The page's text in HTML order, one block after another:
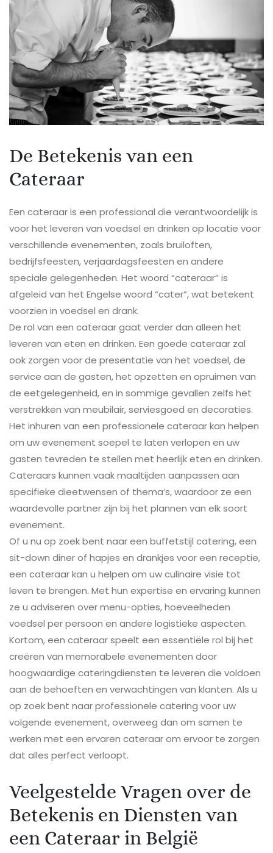
De Betekenis van een
Cateraar
Een cateraar is een professional die verantwoordelijk is
voor het leveren van voedsel en drinken op locatie voor
verschillende evenementen, zoals bruiloften,
bedrijfsfeesten, verjaardagsfeesten en andere
speciale gelegenheden. Het woord “cateraar” is
afgeleid van het Engelse woord “cater”, wat betekent
voorzien in voedsel en drank.
De rol van een cateraar gaat verder dan alleen het
leveren van eten en drinken. Een goede cateraar zal
ook zorgen voor de presentatie van het voedsel, de
service aan de gasten, het opzetten en opruimen van
de eetgelegenheid, en in sommige gevallen zelfs het
verstrekken van meubilair, serviesgoed en decoraties.
Het inhuren van een professionele cateraar kan helpen
om uw evenement soepel te laten verlopen en uw
gasten tevreden te stellen met heerlijk eten en drinken.
Cateraars kunnen vaak maaltijden aanpassen aan
specifieke dieetwensen of thema’s, waardoor ze een
waardevolle partner zijn bij het plannen van elk soort
evenement.
Of u nu op zoek bent naar een buffetstijl catering, een
sit-down diner of hapjes en drankjes voor een receptie,
een cateraar kan u helpen om uw culinaire visie tot
leven te brengen. Met hun expertise en ervaring kunnen
ze u adviseren over menu-opties, hoeveelheden
voedsel per persoon en andere logistieke aspecten.
Kortom, een cateraar speelt een essentiële rol bij het
creëren van memorabele evenementen door
hoogwaardige cateringdiensten te leveren die voldoen
aan de behoeften en verwachtingen van klanten. Als u
op zoek bent naar professionele catering voor uw
volgende evenement, overweeg dan om samen te
werken met een ervaren cateraar om ervoor te zorgen
dat alles perfect verloopt.
Veelgestelde Vragen over de
Betekenis en Diensten van
een Cateraar in België